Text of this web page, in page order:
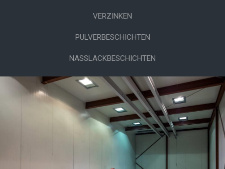
VERZINKEN
PULVERBESCHICHTEN
NASSLACKBESCHICHTEN